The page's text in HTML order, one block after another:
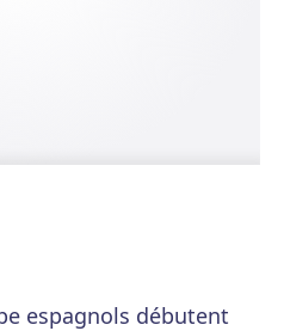
espagnols débutent